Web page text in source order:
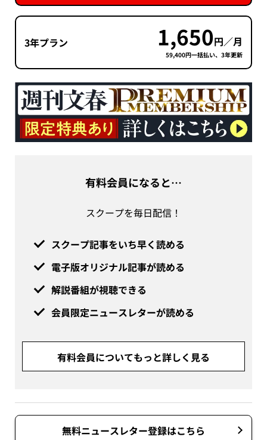
3年プラン 1,650円／月
59,400円一括払い、3年更新
有料会員になると…
スクープを毎日配信！
スクープ記事をいち早く読める
電子版オリジナル記事が読める
解説番組が視聴できる
会員限定ニュースレターが読める
有料会員についてもっと詳しく見る
無料ニュースレター登録はこちら